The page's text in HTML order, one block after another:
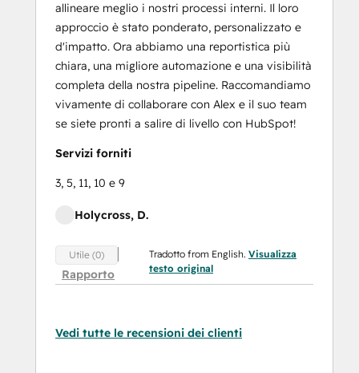
allineare meglio i nostri processi interni. Il loro
approccio è stato ponderato, personalizzato e
d'impatto. Ora abbiamo una reportistica più
chiara, una migliore automazione e una visibilità
completa della nostra pipeline. Raccomandiamo
vivamente di collaborare con Alex e il suo team
se siete pronti a salire di livello con HubSpot!
Servizi forniti
3, 5, 11, 10 e 9
Holycross, D.
Utile (0)
Rapporto
Tradotto from English.Visualizza
testo original
Vedi tutte le recensioni dei clienti